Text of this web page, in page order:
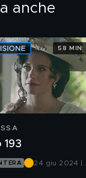
anche
193
24 giu 2024 |
58 MIN